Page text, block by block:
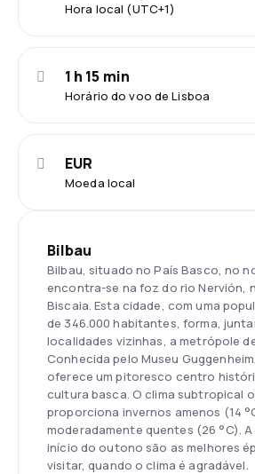
Hora local (UTC+1)
Horário do voo de Lisboa
1 h 15 min
Moeda local
EUR
Bilbau
Bilbau, situado no País Basco, no
encontra-se na foz do rio Nervión,
Biscaia. Esta cidade, com uma
de 346.000 habitantes, forma,
localidades vizinhas, a metrópole
Conhecida pelo Museu
oferece um pitoresco centro
cultura basca. O clima subtropical
proporciona invernos amenos (14
moderadamente quentes (26 °C).
início do outono são as melhores
visitar, quando o clima é agradável.